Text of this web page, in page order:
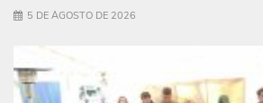
5 DE AGOSTO DE 2026